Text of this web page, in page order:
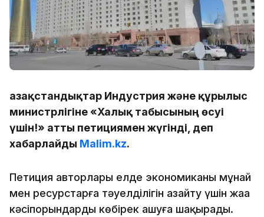
Қазақстандықтар Индустрия және құрылыс
министрлігіне «Халық табысының өсуі
үшін!» атты петициямен жүгінді, деп
хабарлайды Malim.kz.
Петиция авторлары елде экономиканың мұнай
мен ресурстарға тәуелділігін азайту үшін жаңа
кәсіпорындарды көбірек ашуға шақырады.